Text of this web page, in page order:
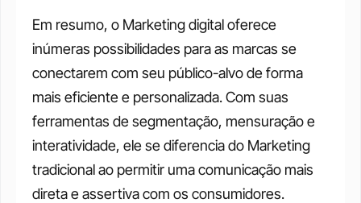
Em resumo, o Marketing digital oferece
inúmeras possibilidades para as marcas se
conectarem com seu público-alvo de forma
mais eficiente e personalizada. Com suas
ferramentas de segmentação, mensuração e
interatividade, ele se diferencia do Marketing
tradicional ao permitir uma comunicação mais
direta e assertiva com os consumidores.